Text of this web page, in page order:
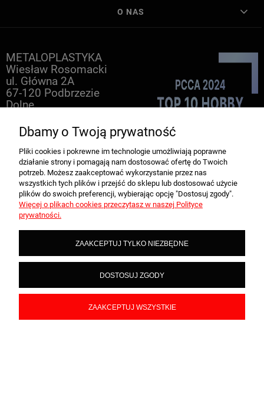
O NAS
METALOPLASTYKA
Wiesław Rosomacki
ul. Główna 2A
67-120 Podbrzezie
Dolne
biuro@efigurka.pl
Kontakt telefoniczny:
Zamówienia, zapytania
- poniedziałek, środa
8.00 - 16.00tel.
+48 607 097 237
Zamówienia
indywidualne
poniedziałek - piątek
tel.
+48 607 551 205
POKAŻ PEŁNĄ WERSJĘ STRONY
Dbamy o Twoją prywatność
Pliki cookies i pokrewne im technologie umożliwiają poprawne
działanie strony i pomagają nam dostosować ofertę do Twoich
potrzeb. Możesz zaakceptować wykorzystanie przez nas
wszystkich tych plików i przejść do sklepu lub dostosować użycie
plików do swoich preferencji, wybierając opcję "Dostosuj zgody".
Więcej o plikach cookies przeczytasz w naszej Polityce
prywatności.
ZAAKCEPTUJ TYLKO NIEZBĘDNE
DOSTOSUJ ZGODY
ZAAKCEPTUJ WSZYSTKIE